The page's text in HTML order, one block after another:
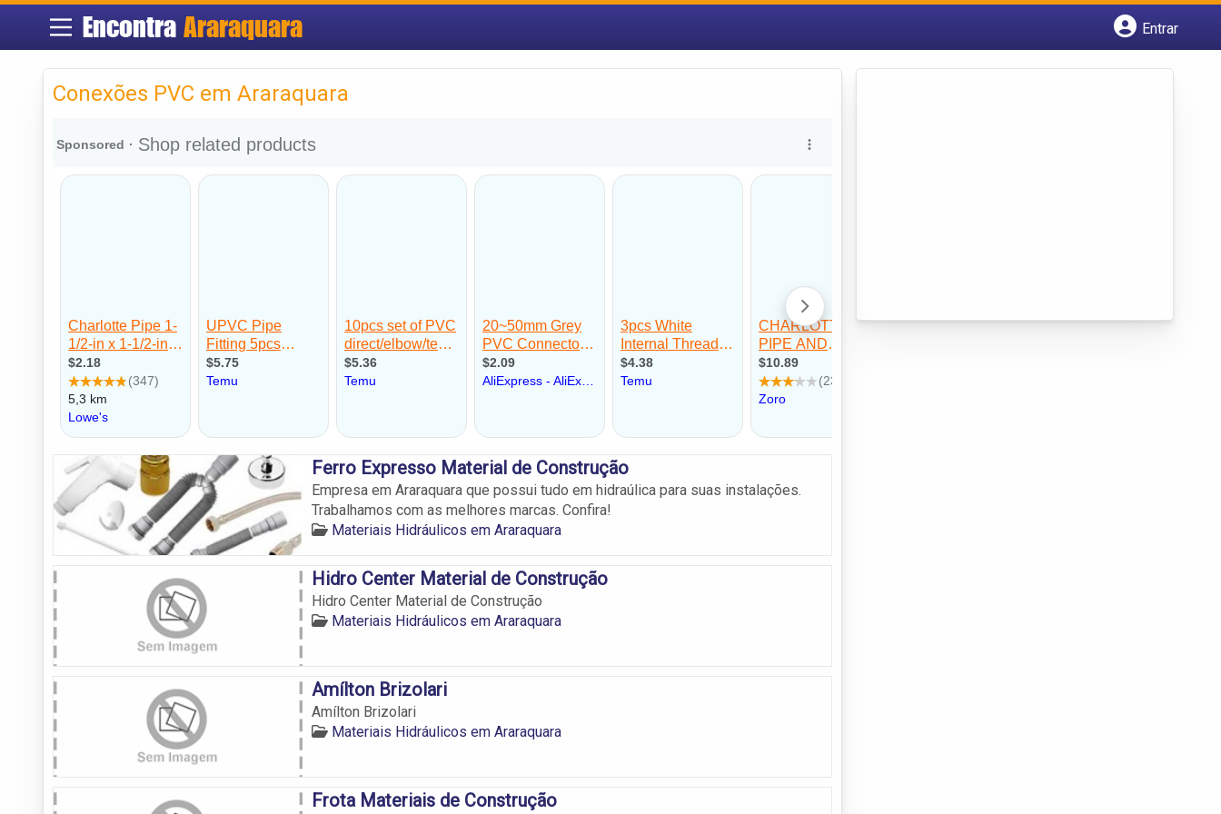
Encontra Araraquara
Entrar
Conexões PVC em Araraquara
Ferro Expresso Material de Construção
Empresa em Araraquara que possui tudo em hidraúlica para suas instalações.
Trabalhamos com as melhores marcas. Confira!
Materiais Hidráulicos em Araraquara
Hidro Center Material de Construção
Hidro Center Material de Construção
Materiais Hidráulicos em Araraquara
Amílton Brizolari
Amílton Brizolari
Materiais Hidráulicos em Araraquara
Frota Materiais de Construção